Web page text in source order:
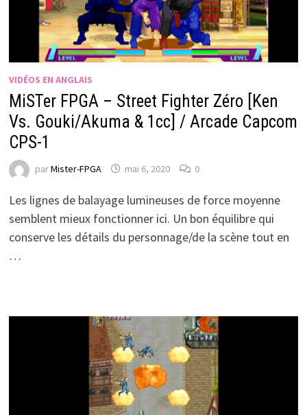
VIDÉOS EN ANGLAIS
MiSTer FPGA – Street Fighter Zéro [Ken
Vs. Gouki/Akuma & 1cc] / Arcade Capcom
CPS-1
parMister-FPGA mai 6, 2020 0
Les lignes de balayage lumineuses de force moyenne
semblent mieux fonctionner ici. Un bon équilibre qui
conserve les détails du personnage/de la scène tout en
…